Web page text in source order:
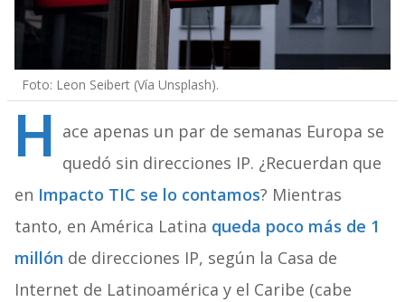
Foto: Leon Seibert (Vía Unsplash).
H ace apenas un par de semanas Europa se
quedó sin direcciones IP. ¿Recuerdan que
en Impacto TIC se lo contamos? Mientras
tanto, en América Latina queda poco más de 1
millón de direcciones IP, según la Casa de
Internet de Latinoamérica y el Caribe (cabe